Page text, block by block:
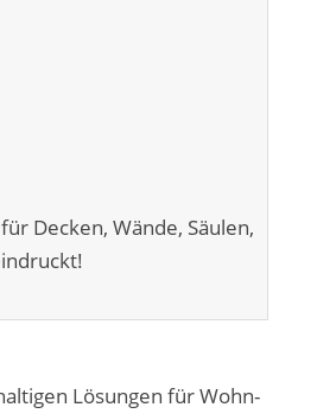
Decken, Wände, Säulen,
Lösungen für Wohn-